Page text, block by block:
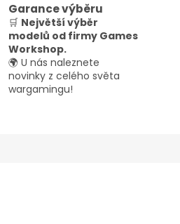
Garance výběru
🛒 Největší výběr
modelů od firmy Games
Workshop.
🌍 U nás naleznete
novinky z celého světa
wargamingu!